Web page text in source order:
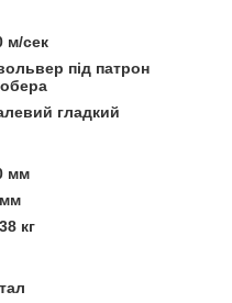
м/сек
під патрон
гладкий
мм
кг